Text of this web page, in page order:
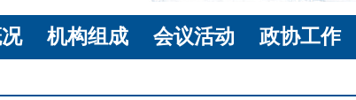
机构组成 会议活动 政协工作